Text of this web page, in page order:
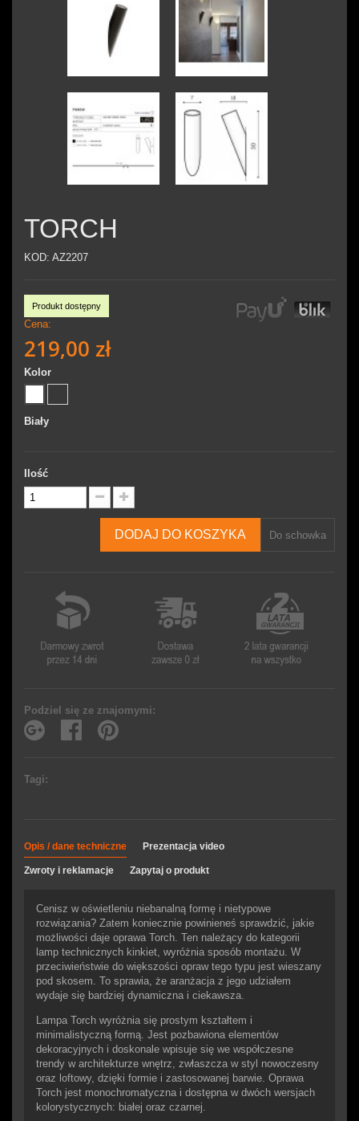
TORCH
KOD: AZ2207
Produkt dostępny
Cena:
219,00 zł
Kolor
Biały
Ilość
DODAJ DO KOSZYKA Do schowka
Podziel się ze znajomymi:
Tagi:
Opis / dane techniczne Prezentacja video
Zwroty i reklamacje Zapytaj o produkt
Cenisz w oświetleniu niebanalną formę i nietypowe
rozwiązania? Zatem koniecznie powinieneś sprawdzić, jakie
możliwości daje oprawa Torch. Ten należący do kategorii
lamp technicznych kinkiet, wyróżnia sposób montażu. W
przeciwieństwie do większości opraw tego typu jest wieszany
pod skosem. To sprawia, że aranżacja z jego udziałem
wydaje się bardziej dynamiczna i ciekawsza.
Lampa Torch wyróżnia się prostym kształtem i
minimalistyczną formą. Jest pozbawiona elementów
dekoracyjnych i doskonale wpisuje się we współczesne
trendy w architekturze wnętrz, zwłaszcza w styl nowoczesny
oraz loftowy, dzięki formie i zastosowanej barwie. Oprawa
Torch jest monochromatyczna i dostępna w dwóch wersjach
kolorystycznych: białej oraz czarnej.